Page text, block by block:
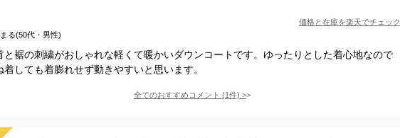
価格と在庫を楽天でチェック
る(50代・男性)
と裾の刺繍がおしゃれな軽くて暖かいダウンコートです。ゆったりとした着心地なので
着しても着膨れせず動きやすいと思います。
全てのおすすめコメント (1件) >